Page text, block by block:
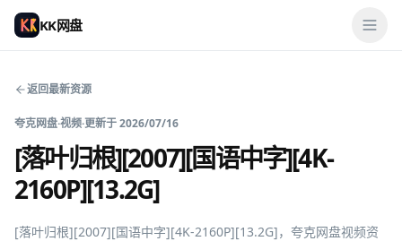
KK网盘
返回最新资源
夸克网盘·视频·更新于2026/07/16
[落叶归根][2007][国语中字][4K-
2160P][13.2G]
[落叶归根][2007][国语中字][4K-2160P][13.2G]，夸克网盘视频资